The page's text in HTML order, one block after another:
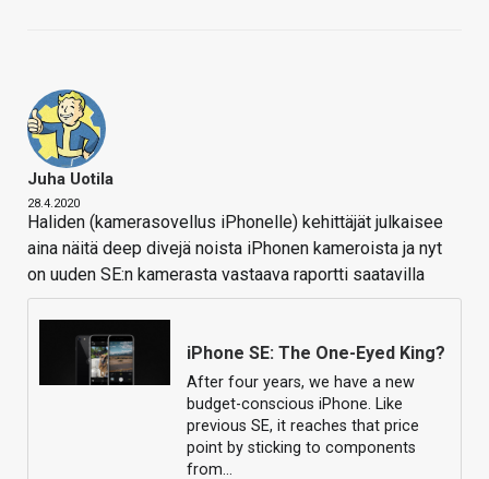
Juha Uotila
28.4.2020
Haliden (kamerasovellus iPhonelle) kehittäjät julkaisee
aina näitä deep divejä noista iPhonen kameroista ja nyt
on uuden SE:n kamerasta vastaava raportti saatavilla
iPhone SE: The One-Eyed King?
After four years, we have a new
budget-conscious iPhone. Like
previous SE, it reaches that price
point by sticking to components
from…